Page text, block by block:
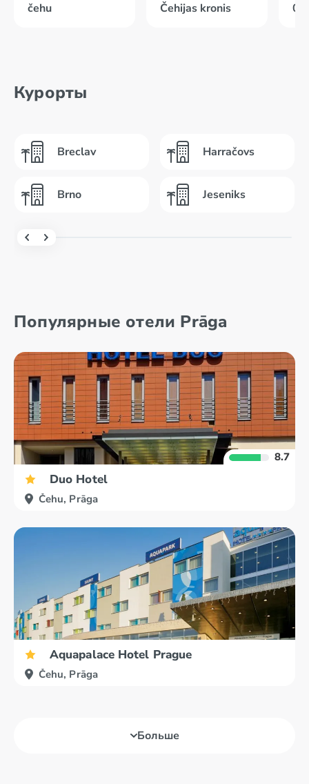
čehu Čehijas kronis
Курорты
Breclav
Brno
Harračovs
Jeseniks
Популярные отели Prāga
8.7
Duo Hotel
Čehu, Prāga
Aquapalace Hotel Prague
Čehu, Prāga
Больше